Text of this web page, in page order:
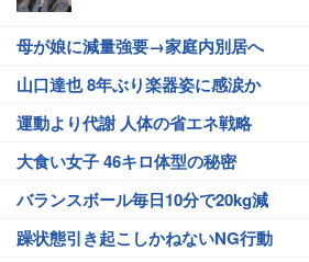
母が娘に減量強要→家庭内別居へ
山口達也 8年ぶり楽器姿に感涙か
運動より代謝 人体の省エネ戦略
大食い女子 46キロ体型の秘密
バランスボール毎日10分で20kg減
躁状態引き起こしかねないNG行動